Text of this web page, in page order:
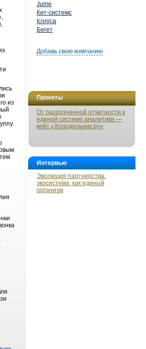
Jume
Кит-системс
Iconica
Бегет
Добавь свою компанию
Проекты
От разрозненной отчетности к
единой системе аналитики —
кейс «Холодильник.ру»
Интервью
Эволюция партнерства:
экосистема, как единый
организм
из